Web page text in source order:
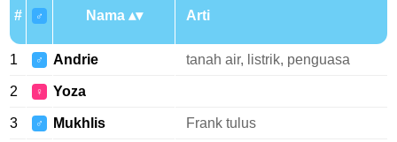
# ♂ Nama Arti
1 ♂ Andrie tanah air, listrik, penguasa
2 ♀ Yoza
3 ♂ Mukhlis Frank tulus